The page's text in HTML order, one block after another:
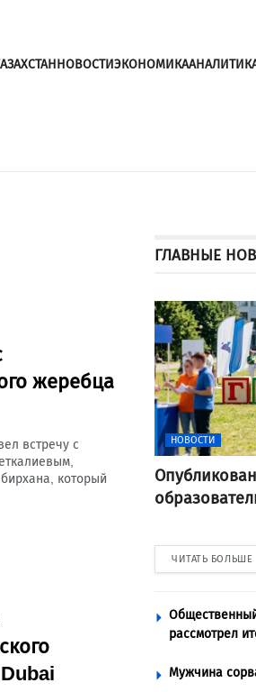
НОВОСТИЭКОНОМИКА
жеребца
встречу с
который
ГЛАВНЫЕ
НОВОСТИ
ЧИТАТЬ БОЛЬШЕ
рассмотрел
Мужчина